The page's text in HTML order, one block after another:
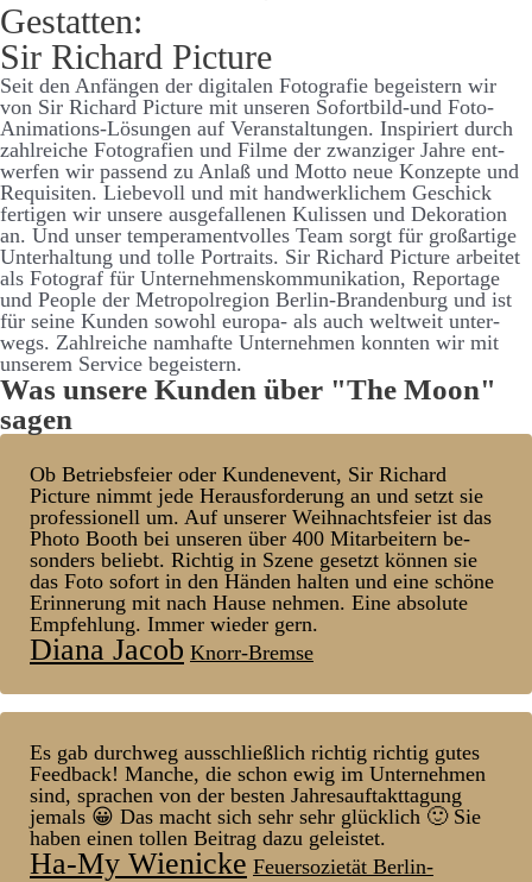
Gestatten:
Sir Richard Picture
Seit den An­­fängen der digitalen Foto­­­grafie be­­­geistern wir
von Sir Richard Picture mit unseren Sofort­­­bild-und Foto-
Animations-Lösungen auf Ver­­­an­­stalt­­ungen. Inspiriert durch
zahl­­reiche Foto­­grafien und Filme der zwanziger Jahre ent­­­
werfen wir passend zu An­laß und Motto neue Konzepte und
Requisiten. Liebe­­voll und mit hand­­­werk­­­lichem Ge­­schick
fertigen wir unsere aus­­­ge­­­fallenen Kulissen und Dekoration
an. Und unser temperament­­­volles Team sorgt für groß­­­artige
Unter­­­halt­­­ung und tolle Portraits. Sir Richard Picture arbeitet
als Foto­graf für Unter­­nehmens­­kommunikation, Reportage
und People der Metropol­­region Berlin-Brandenburg und ist
für seine Kunden sowohl europa- als auch welt­weit unter­
wegs. Zahl­­reiche nam­­hafte Unter­­nehmen konnten wir mit
unserem Service be­­geistern.
Was unsere Kunden über "The Moon"
sagen
Ob Betriebs­feier oder Kunden­event, Sir Richard
Picture nimmt jede Heraus­forder­ung an und setzt sie
pro­fessionell um. Auf unserer Weih­nachts­feier ist das
Photo Booth bei unseren über 400 Mit­arbeitern be­
sonders be­liebt. Richtig in Szene ge­setzt können sie
das Foto sofort in den Händen halten und eine schöne
Er­inner­ung mit nach Hause nehmen. Eine absolute
Empfehl­ung. Immer wieder gern.
Diana Jacob Knorr-Bremse
Es gab durchweg aus­schließlich richtig richtig gutes
Feed­back! Manche, die schon ewig im Unter­nehmen
sind, sprachen von der besten Jahres­auf­takt­tag­ung
jemals 😀 Das macht sich sehr sehr glück­lich 🙂 Sie
haben einen tollen Bei­trag dazu ge­leistet.
Ha-My Wienicke Feuersozietät Berlin-